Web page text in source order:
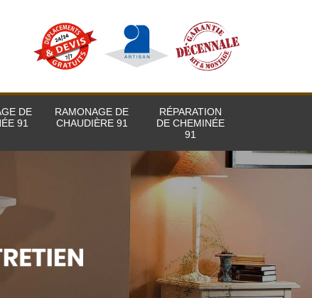
DE
91
RAMONAGE DE
CHAUDIÈRE 91
RÉPARATION
DE CHEMINÉE
91